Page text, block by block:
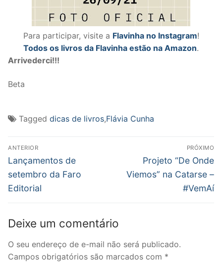
Para participar, visite a Flavinha no Instagram!
Todos os livros da Flavinha estão na Amazon.
Arrivederci!!!
Beta
Tagged dicas de livros,Flávia Cunha
Navegação
de
Post
ANTERIOR
Post
anterior:
Lançamentos de
setembro da Faro
Editorial
PRÓXIMO
Próximo
post:
Projeto “De Onde
Viemos” na Catarse –
#VemAí
Deixe um comentário
O seu endereço de e-mail não será publicado.
Campos obrigatórios são marcados com *